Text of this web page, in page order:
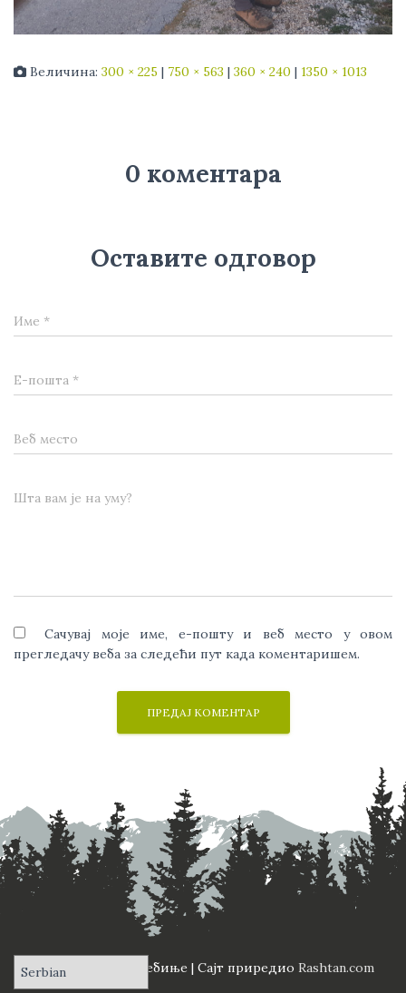
Величина: 300 × 225 | 750 × 563 | 360 × 240 | 1350 × 1013
0 коментара
Оставите одговор
Име *
Е-пошта *
Веб место
Шта вам је на уму?
Сачувај моје име, е-пошту и веб место у овом
прегледачу веба за следећи пут када коментаришем.
ПД "Вучји Зуб" Требиње | Сајт приредио Rashtan.com